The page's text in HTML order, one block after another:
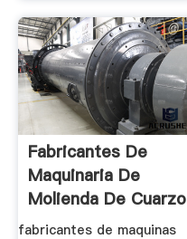
Fabricantes De
Maquinaria De
Molienda De Cuarzo
fabricantes de maquinas